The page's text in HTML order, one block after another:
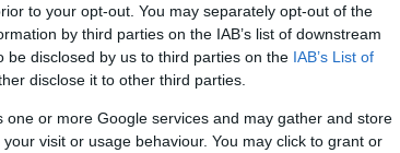
to your opt-out. You may separately opt-out of the
by third parties on the IAB’s list of downstream
be disclosed by us to third parties on the IAB’s List of
disclose it to other third parties.
one or more Google services and may gather and store
visit or usage behaviour. You may click to grant or